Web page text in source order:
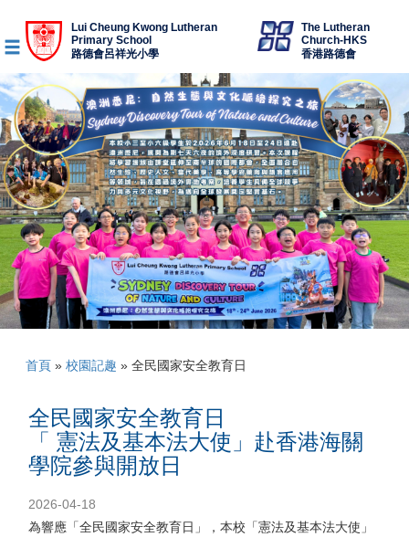
Lui Cheung Kwong Lutheran
Primary School
路德會呂祥光小學
The Lutheran
Church-HKS
香港路德會
首頁» 校園記趣 » 全民國家安全教育日
全民國家安全教育日
「 憲法及基本法大使」赴香港海關
學院參與開放日
2026-04-18
為響應「全民國家安全教育日」，本校「憲法及基本法大使」